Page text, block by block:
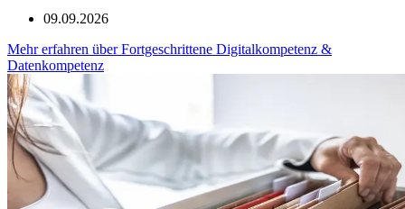
09.09.2026
Mehr erfahren überFortgeschrittene Digitalkompetenz &
Datenkompetenz